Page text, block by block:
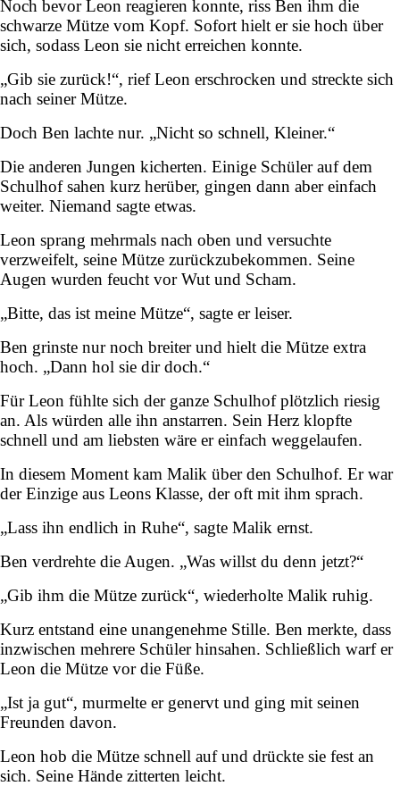
Noch bevor Leon reagieren konnte, riss Ben ihm die
schwarze Mütze vom Kopf. Sofort hielt er sie hoch über
sich, sodass Leon sie nicht erreichen konnte.
„Gib sie zurück!“, rief Leon erschrocken und streckte sich
nach seiner Mütze.
Doch Ben lachte nur. „Nicht so schnell, Kleiner.“
Die anderen Jungen kicherten. Einige Schüler auf dem
Schulhof sahen kurz herüber, gingen dann aber einfach
weiter. Niemand sagte etwas.
Leon sprang mehrmals nach oben und versuchte
verzweifelt, seine Mütze zurückzubekommen. Seine
Augen wurden feucht vor Wut und Scham.
„Bitte, das ist meine Mütze“, sagte er leiser.
Ben grinste nur noch breiter und hielt die Mütze extra
hoch. „Dann hol sie dir doch.“
Für Leon fühlte sich der ganze Schulhof plötzlich riesig
an. Als würden alle ihn anstarren. Sein Herz klopfte
schnell und am liebsten wäre er einfach weggelaufen.
In diesem Moment kam Malik über den Schulhof. Er war
der Einzige aus Leons Klasse, der oft mit ihm sprach.
„Lass ihn endlich in Ruhe“, sagte Malik ernst.
Ben verdrehte die Augen. „Was willst du denn jetzt?“
„Gib ihm die Mütze zurück“, wiederholte Malik ruhig.
Kurz entstand eine unangenehme Stille. Ben merkte, dass
inzwischen mehrere Schüler hinsahen. Schließlich warf er
Leon die Mütze vor die Füße.
„Ist ja gut“, murmelte er genervt und ging mit seinen
Freunden davon.
Leon hob die Mütze schnell auf und drückte sie fest an
sich. Seine Hände zitterten leicht.